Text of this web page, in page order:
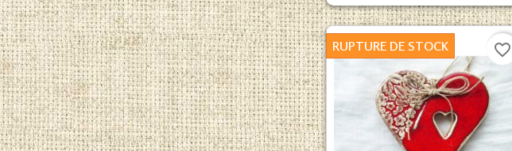
RUPTURE DE STOCK favorite_border